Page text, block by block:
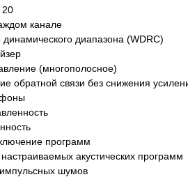
20
канале
диапазона (WDRC)
(многополосное)
обратной связи без снижения
программ
акустических программ
шумов